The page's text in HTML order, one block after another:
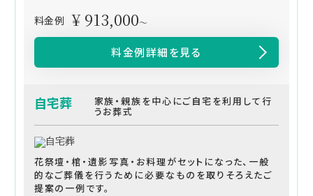
料金例 ¥ 913,000～
料金例詳細を見る
自宅葬 家族・親族を中心にご自宅を利用して行
うお葬式
花祭壇・棺・遺影写真・お料理がセットになった、一般
的なご葬儀を行うために必要なものを取りそろえたご
提案の一例です。